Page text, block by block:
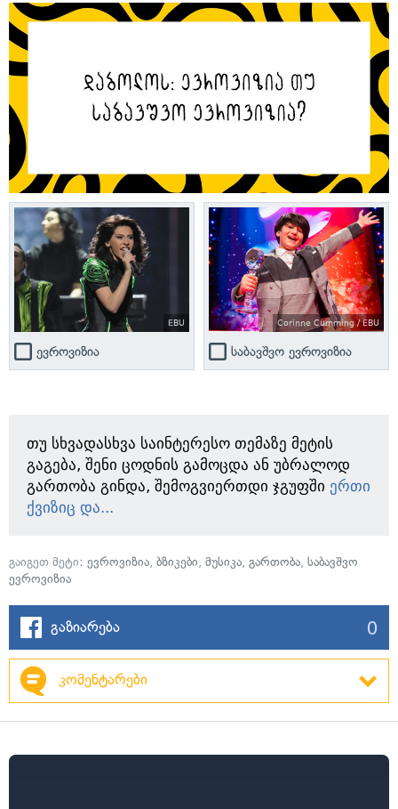
EBU
ევროვიზია
Corinne Cumming / EBU
საბავშვო ევროვიზია
თუ სხვადასხვა საინტერესო თემაზე მეტის
გაგება, შენი ცოდნის გამოცდა ან უბრალოდ
გართობა გინდა, შემოგვიერთდი ჯგუფში ერთი
ქვიზიც და...
გაიგეთ მეტი: ევროვიზია, ბზიკები, მუსიკა, გართობა, საბავშვო
ევროვიზია
გაზიარება 0
კომენტარები